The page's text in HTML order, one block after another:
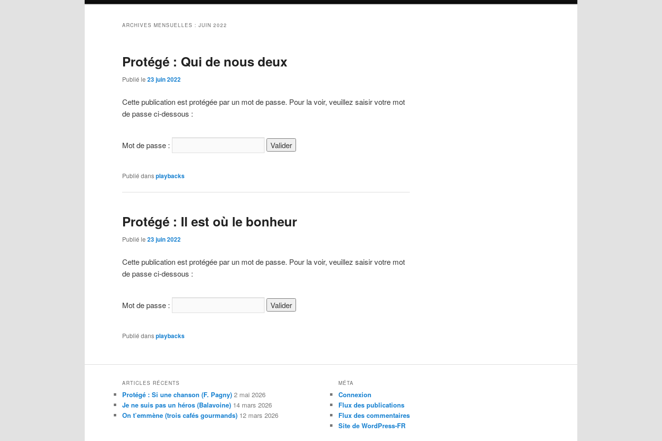
ARCHIVES MENSUELLES : JUIN 2022
Protégé : Qui de nous deux
Publié le 23 juin 2022
Cette publication est protégée par un mot de passe. Pour la voir, veuillez saisir votre mot
de passe ci-dessous :
Mot de passe :
Publié dansplaybacks
Protégé : Il est où le bonheur
Publié le 23 juin 2022
Cette publication est protégée par un mot de passe. Pour la voir, veuillez saisir votre mot
de passe ci-dessous :
Mot de passe :
Publié dansplaybacks
ARTICLES RÉCENTS
Protégé : Si une chanson (F. Pagny) 2 mai 2026
Je ne suis pas un héros (Balavoine) 14 mars 2026
On t’emmène (trois cafés gourmands) 12 mars 2026
MÉTA
Connexion
Flux des publications
Flux des commentaires
Site de WordPress-FR